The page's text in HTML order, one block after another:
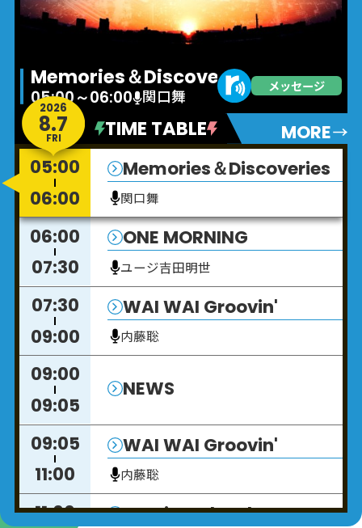
Memories＆Discoveries
05:00～06:00 関口舞
メッセージ
TIME TABLE MORE
2026
8.7
FRI
05:00
06:00
Memories＆Discoveries
関口舞
06:00
07:30
ONE MORNING
ユージ吉田明世
07:30
09:00
WAI WAI Groovin'
内藤聡
09:00
09:05
NEWS
09:05
11:00
WAI WAI Groovin'
内藤聡
11:00
Yuming Chord